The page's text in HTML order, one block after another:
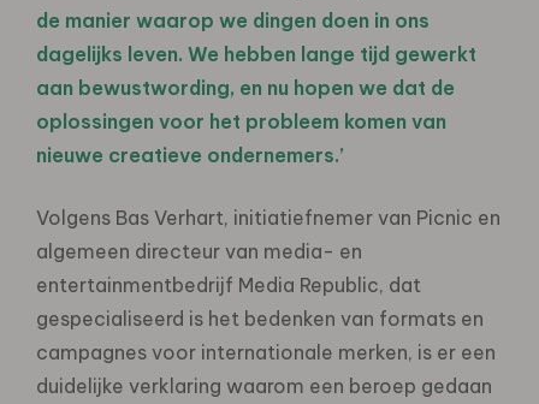
de manier waarop we dingen doen in ons
dagelijks leven. We hebben lange tijd gewerkt
aan bewustwording, en nu hopen we dat de
oplossingen voor het probleem komen van
nieuwe creatieve ondernemers.’
Volgens Bas Verhart, initiatiefnemer van Picnic en
algemeen directeur van media- en
entertainmentbedrijf Media Republic, dat
gespecialiseerd is het bedenken van formats en
campagnes voor internationale merken, is er een
duidelijke verklaring waarom een beroep gedaan